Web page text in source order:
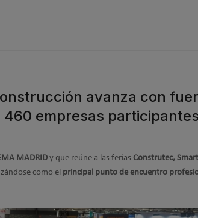
avanza con
empresas participantes
MADRIDy que reúne a las ferias Construtec,
como el principal punto de encuentro